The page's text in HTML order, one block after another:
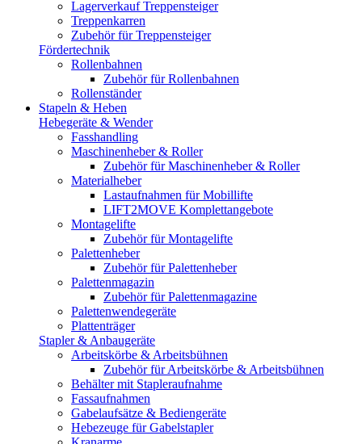
Lagerverkauf Treppensteiger
Treppenkarren
Zubehör für Treppensteiger
Fördertechnik
Rollenbahnen
Zubehör für Rollenbahnen
Rollenständer
Stapeln & Heben
Hebegeräte & Wender
Fasshandling
Maschinenheber & Roller
Zubehör für Maschinenheber & Roller
Materialheber
Lastaufnahmen für Mobillifte
LIFT2MOVE Komplettangebote
Montagelifte
Zubehör für Montagelifte
Palettenheber
Zubehör für Palettenheber
Palettenmagazin
Zubehör für Palettenmagazine
Palettenwendegeräte
Plattenträger
Stapler & Anbaugeräte
Arbeitskörbe & Arbeitsbühnen
Zubehör für Arbeitskörbe & Arbeitsbühnen
Behälter mit Stapleraufnahme
Fassaufnahmen
Gabelaufsätze & Bediengeräte
Hebezeuge für Gabelstapler